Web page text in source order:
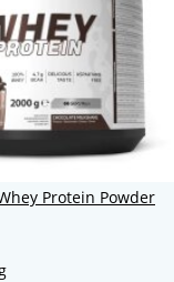
Protein Powder